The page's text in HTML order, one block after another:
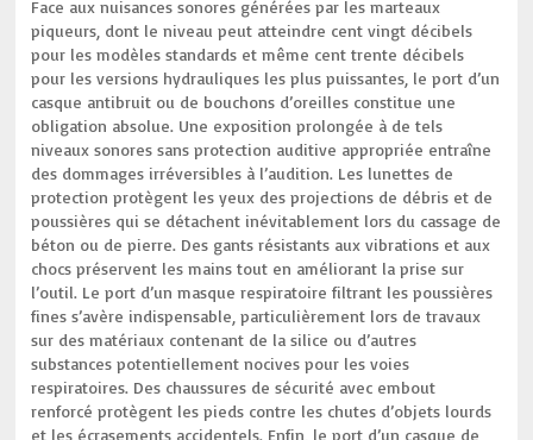
Face aux nuisances sonores générées par les marteaux
piqueurs, dont le niveau peut atteindre cent vingt décibels
pour les modèles standards et même cent trente décibels
pour les versions hydrauliques les plus puissantes, le port d’un
casque antibruit ou de bouchons d’oreilles constitue une
obligation absolue. Une exposition prolongée à de tels
niveaux sonores sans protection auditive appropriée entraîne
des dommages irréversibles à l’audition. Les lunettes de
protection protègent les yeux des projections de débris et de
poussières qui se détachent inévitablement lors du cassage de
béton ou de pierre. Des gants résistants aux vibrations et aux
chocs préservent les mains tout en améliorant la prise sur
l’outil. Le port d’un masque respiratoire filtrant les poussières
fines s’avère indispensable, particulièrement lors de travaux
sur des matériaux contenant de la silice ou d’autres
substances potentiellement nocives pour les voies
respiratoires. Des chaussures de sécurité avec embout
renforcé protègent les pieds contre les chutes d’objets lourds
et les écrasements accidentels. Enfin, le port d’un casque de